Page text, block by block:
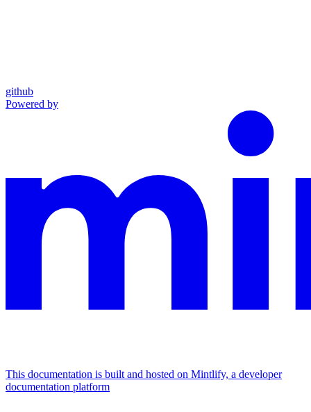
github
Powered by
This documentation is built and hosted on Mintlify, a developer
documentation platform